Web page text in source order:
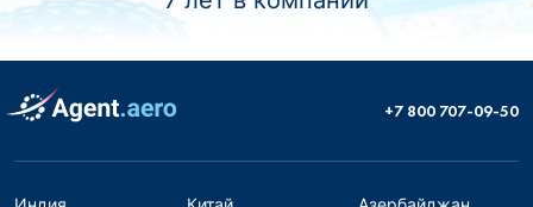
+7 800 707-09-50